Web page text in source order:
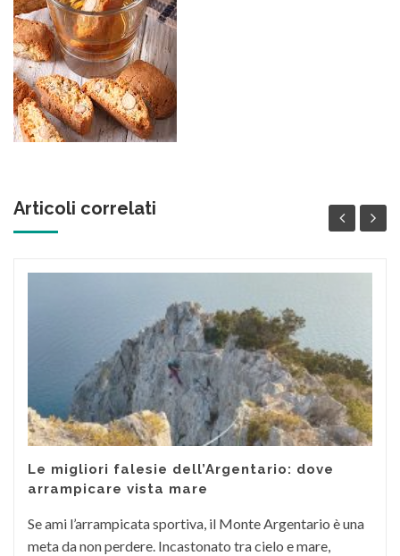
Articoli correlati
Le migliori falesie dell’Argentario: dove
arrampicare vista mare
Se ami l’arrampicata sportiva, il Monte Argentario è una
meta da non perdere. Incastonato tra cielo e mare,